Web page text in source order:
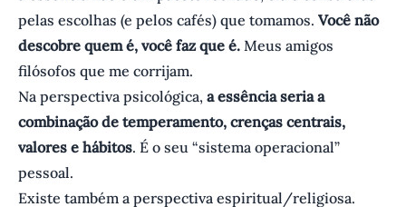
pelas escolhas (e pelos cafés) que tomamos. Você não
descobre quem é, você faz que é. Meus amigos
filósofos que me corrijam.
Na perspectiva psicológica, a essência seria a
combinação de temperamento, crenças centrais,
valores e hábitos. É o seu “sistema operacional”
pessoal.
Existe também a perspectiva espiritual/religiosa.